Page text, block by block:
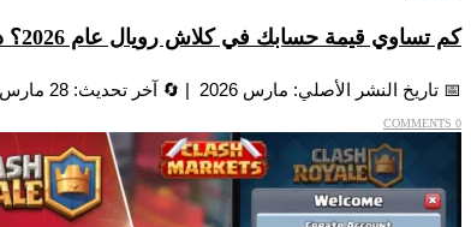
كم تساوي قيمة حسابك في كلاش رويال عام 2026؟ دليل تقييم شامل
📅 تاريخ النشر الأصلي: مارس 2026 | 🔄 آخر تحديث: 28 مارس 2026 | ✏️ ما الذي تغيّر: إضافة برج الملك 16...
0 COMMENTS